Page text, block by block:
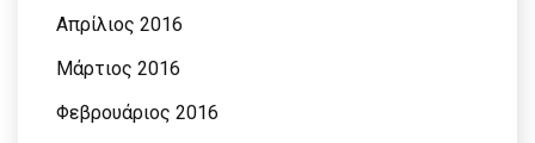
Απρίλιος 2016
Μάρτιος 2016
Φεβρουάριος 2016